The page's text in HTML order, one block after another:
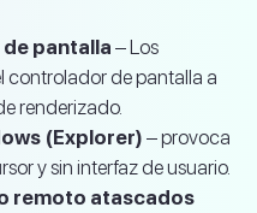
de pantalla – Los
controlador de pantalla a
renderizado.
(Explorer) – provoca
y sin interfaz de usuario.
remoto atascados